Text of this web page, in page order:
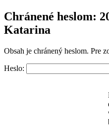
Chránené heslom:
Katarina
Obsah je chránený heslom. Pre
Heslo: